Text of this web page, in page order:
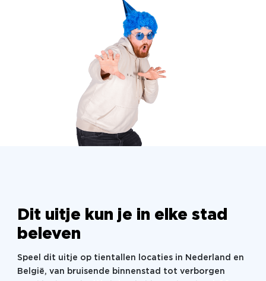
dieren vaak verrassend klein is.
Vooraf, tijdens of na afloop van de quiz kunt u
genieten van een heerlijke lunch. De quizavond kan
op iedere willekeurige locatie in Nederland, België
en Duitsland gespeeld worden. Dit spel kan ook in
het Engels gespeeld worden!
Kleinere gezelschappen en groepen groter dan 30
Dit uitje kun je in elke stad
beleven
Speel dit uitje op tientallen locaties in Nederland en
België, van bruisende binnenstad tot verborgen